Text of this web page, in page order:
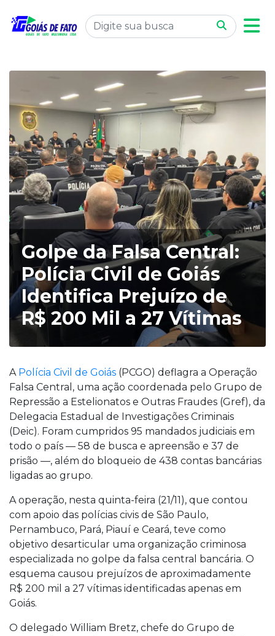
Golpe da Falsa Central:
Polícia Civil de Goiás
Identifica Prejuízo de
R$ 200 Mil a 27 Vítimas
A Polícia Civil de Goiás (PCGO) deflagra a Operação
Falsa Central, uma ação coordenada pelo Grupo de
Repressão a Estelionatos e Outras Fraudes (Gref), da
Delegacia Estadual de Investigações Criminais
(Deic). Foram cumpridos 95 mandados judiciais em
todo o país — 58 de busca e apreensão e 37 de
prisão —, além do bloqueio de 438 contas bancárias
ligadas ao grupo.
A operação, nesta quinta-feira (21/11), que contou
com apoio das polícias civis de São Paulo,
Pernambuco, Pará, Piauí e Ceará, teve como
objetivo desarticular uma organização criminosa
especializada no golpe da falsa central bancária. O
esquema causou prejuízos de aproximadamente
R$ 200 mil a 27 vítimas identificadas apenas em
Goiás.
O delegado William Bretz, chefe do Grupo de